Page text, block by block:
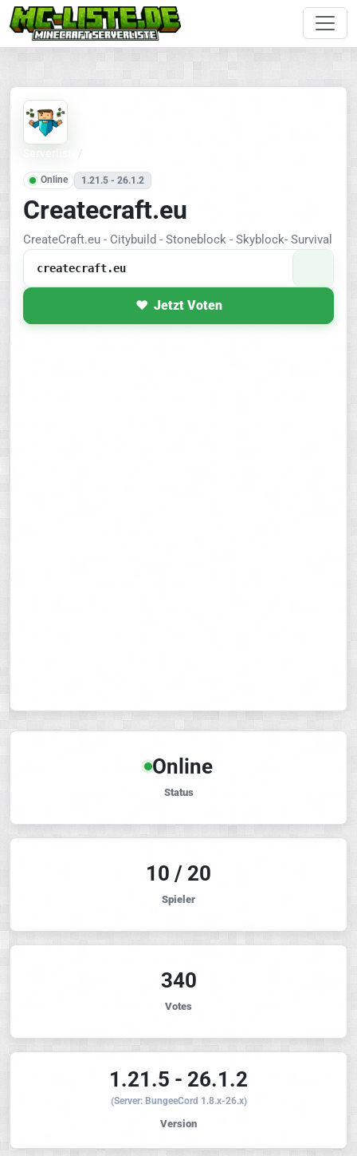
Online 1.21.5 - 26.1.2
Createcraft.eu
CreateCraft.eu - Citybuild - Stoneblock - Skyblock- Survival
createcraft.eu
Jetzt Voten
Online
Status
10 / 20
Spieler
340
Votes
1.21.5 - 26.1.2
(Server: BungeeCord 1.8.x-26.x)
Version